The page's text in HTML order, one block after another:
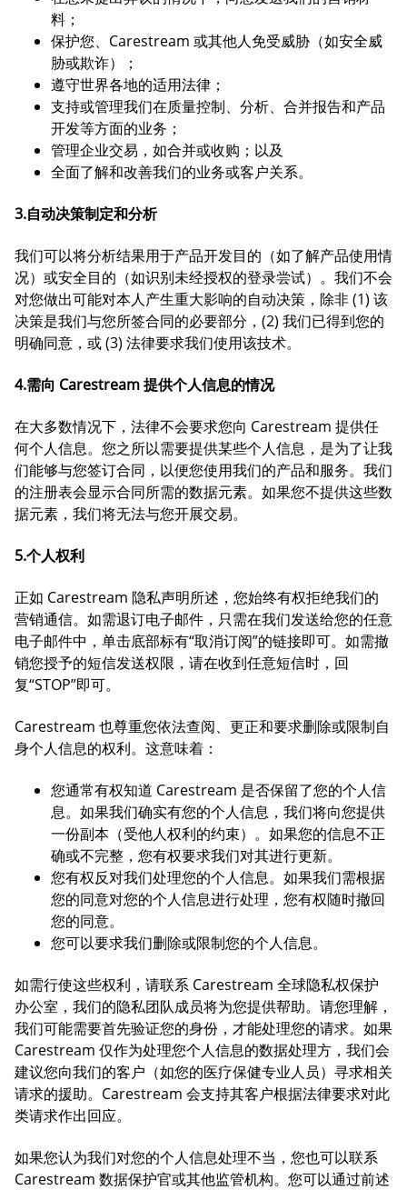
料；
保护您、Carestream 或其他人免受威胁（如安全威
胁或欺诈）；
遵守世界各地的适用法律；
支持或管理我们在质量控制、分析、合并报告和产品
开发等方面的业务；
管理企业交易，如合并或收购；以及
全面了解和改善我们的业务或客户关系。
3.自动决策制定和分析
我们可以将分析结果用于产品开发目的（如了解产品使用情
况）或安全目的（如识别未经授权的登录尝试）。我们不会
对您做出可能对本人产生重大影响的自动决策，除非 (1) 该
决策是我们与您所签合同的必要部分，(2) 我们已得到您的
明确同意，或 (3) 法律要求我们使用该技术。
4.需向 Carestream 提供个人信息的情况
在大多数情况下，法律不会要求您向 Carestream 提供任
何个人信息。您之所以需要提供某些个人信息，是为了让我
们能够与您签订合同，以便您使用我们的产品和服务。我们
的注册表会显示合同所需的数据元素。如果您不提供这些数
据元素，我们将无法与您开展交易。
5.个人权利
正如 Carestream 隐私声明所述，您始终有权拒绝我们的
营销通信。如需退订电子邮件，只需在我们发送给您的任意
电子邮件中，单击底部标有“取消订阅”的链接即可。如需撤
销您授予的短信发送权限，请在收到任意短信时，回
复“STOP”即可。
Carestream 也尊重您依法查阅、更正和要求删除或限制自
身个人信息的权利。这意味着：
您通常有权知道 Carestream 是否保留了您的个人信
息。如果我们确实有您的个人信息，我们将向您提供
一份副本（受他人权利的约束）。如果您的信息不正
确或不完整，您有权要求我们对其进行更新。
您有权反对我们处理您的个人信息。如果我们需根据
您的同意对您的个人信息进行处理，您有权随时撤回
您的同意。
您可以要求我们删除或限制您的个人信息。
如需行使这些权利，请联系 Carestream 全球隐私权保护
办公室，我们的隐私团队成员将为您提供帮助。请您理解，
我们可能需要首先验证您的身份，才能处理您的请求。如果
Carestream 仅作为处理您个人信息的数据处理方，我们会
建议您向我们的客户（如您的医疗保健专业人员）寻求相关
请求的援助。Carestream 会支持其客户根据法律要求对此
类请求作出回应。
如果您认为我们对您的个人信息处理不当，您也可以联系
Carestream 数据保护官或其他监管机构。您可以通过前述